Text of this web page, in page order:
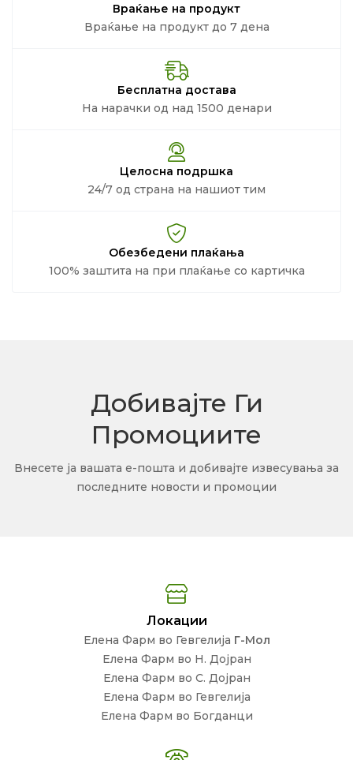
Враќање на продукт
Враќање на продукт до 7 дена
Бесплатна достава
На нарачки од над 1500 денари
Целосна подршка
24/7 од страна на нашиот тим
Обезбедени плаќања
100% заштита на при плаќање со картичка
Добивајте Ги
Промоциите
Внесете ја вашата е-пошта и добивајте извесувања за
последните новости и промоции
Локации
Елена Фарм во Гевгелија Г-Мол
Елена Фарм во Н. Дојран
Елена Фарм во С. Дојран
Елена Фарм во Гевгелија
Елена Фарм во Богданци